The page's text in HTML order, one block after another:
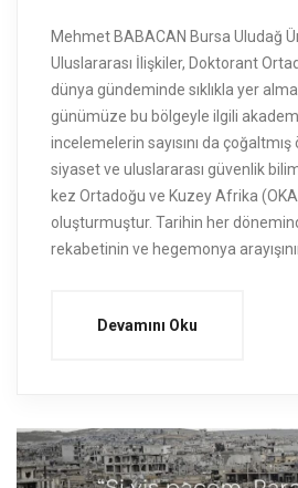
Mehmet BABACAN Bursa Uludağ
Uluslararası İlişkiler, Doktorant
dünya gündeminde sıklıkla yer
günümüze bu bölgeyle ilgili
incelemelerin sayısını da
siyaset ve uluslararası güvenlik
kez Ortadoğu ve Kuzey Afrika
oluşturmuştur. Tarihin her
rekabetinin ve hegemonya
Devamını Oku